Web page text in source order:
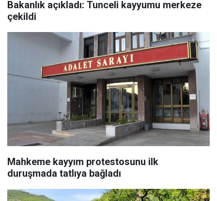
Bakanlık açıkladı: Tunceli kayyumu merkeze
çekildi
Mahkeme kayyım protestosunu ilk
duruşmada tatlıya bağladı